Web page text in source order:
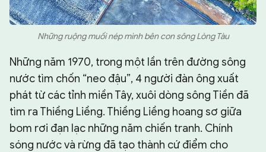
Những ruộng muối nép mình bên con sông Lòng Tàu
Những năm 1970, trong một lần trên đường sông
nước tìm chốn “neo đậu”, 4 người đàn ông xuất
phát từ các tỉnh miền Tây, xuôi dòng sông Tiền đã
tìm ra Thiềng Liềng. Thiềng Liềng hoang sơ giữa
bom rơi đạn lạc những năm chiến tranh. Chính
sóng nước và rừng đã tạo thành cứ điểm cho